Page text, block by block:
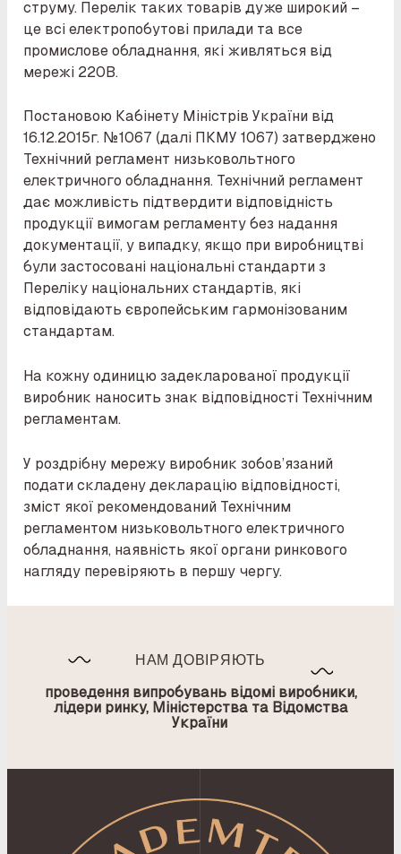
струму. Перелік таких товарів дуже широкий –
це всі електропобутові прилади та все
промислове обладнання, які живляться від
мережі 220В.
Постановою Кабінету Міністрів України від
16.12.2015г. №1067 (далі ПКМУ 1067) затверджено
Технічний регламент низьковольтного
електричного обладнання. Технічний регламент
дає можливість підтвердити відповідність
продукції вимогам регламенту без надання
документації, у випадку, якщо при виробництві
були застосовані національні стандарти з
Переліку національних стандартів, які
відповідають європейським гармонізованим
стандартам.
На кожну одиницю задекларованої продукції
виробник наносить знак відповідності Технічним
регламентам.
У роздрібну мережу виробник зобов’язаний
подати складену декларацію відповідності,
зміст якої рекомендований Технічним
регламентом низьковольтного електричного
обладнання, наявність якої органи ринкового
нагляду перевіряють в першу чергу.
НАМ ДОВІРЯЮТЬ
проведення випробувань відомі виробники,
лідери ринку, Міністерства та Відомства
України